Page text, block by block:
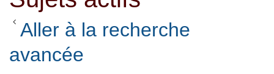
Aller à la recherche
avancée